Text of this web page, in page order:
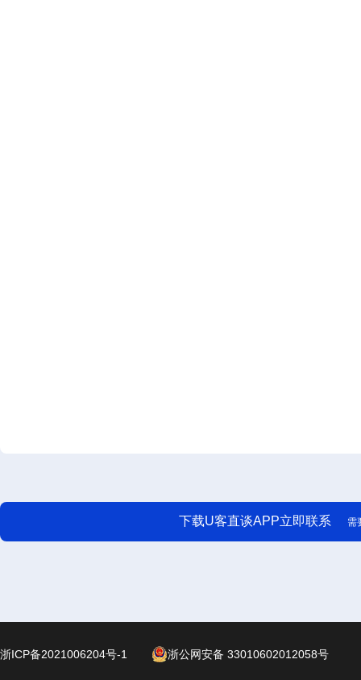
下载U客直谈APP立即联系 需
浙ICP备2021006204号-1 浙公网安备 33010602012058号